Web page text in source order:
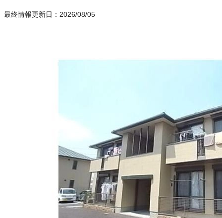
最終情報更新日：2026/08/05